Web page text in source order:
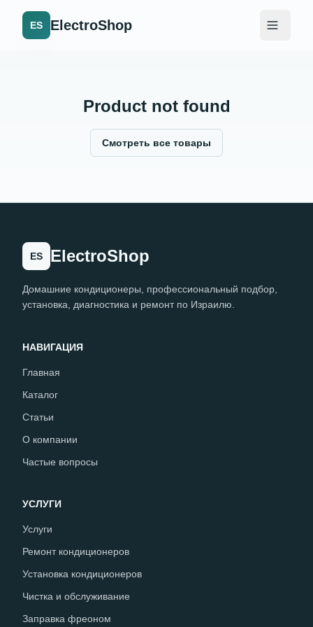
ES ElectroShop
Product not found
Смотреть все товары
ES ElectroShop
Домашние кондиционеры, профессиональный подбор,
установка, диагностика и ремонт по Израилю.
НАВИГАЦИЯ
Главная
Каталог
Статьи
О компании
Частые вопросы
УСЛУГИ
Услуги
Ремонт кондиционеров
Установка кондиционеров
Чистка и обслуживание
Заправка фреоном